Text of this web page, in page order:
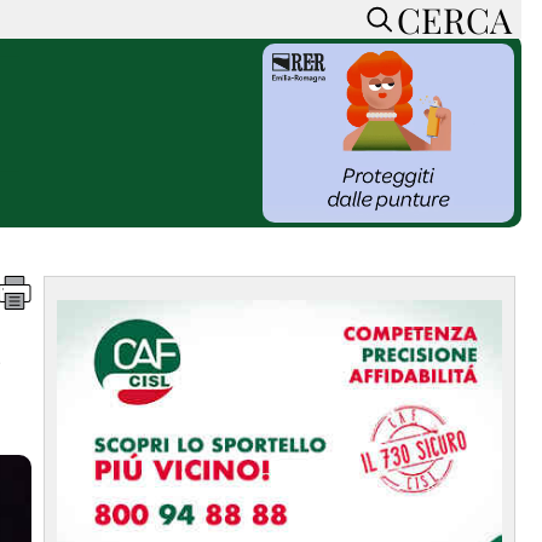
CERCA
ACCEDI o REGISTRATI
SOSTIENI LA PRESSA
CONOSCI LA PRESSA
PRIVACY POLICY
MAPPA DEL SITO
NORMATIVE
DEONTOLOGICHE
CERCA